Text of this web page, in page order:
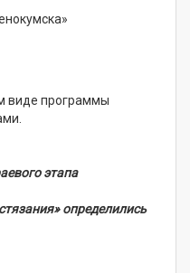
виде программы
этапа
определились